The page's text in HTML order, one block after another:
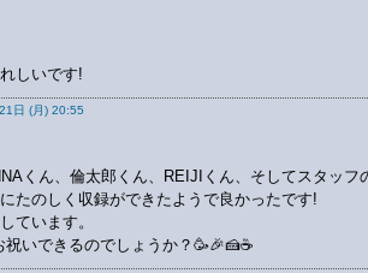
しいです!
日 (月) 20:55
くん、倫太郎くん、REIJIくん、そしてスタッフ
たのしく収録ができたようで良かったです!
ています。
いできるのでしょうか？🥳🎉🍰☕